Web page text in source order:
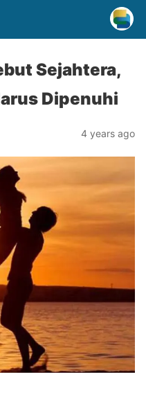
Sejahtera,
Dipenuhi
4 years ago